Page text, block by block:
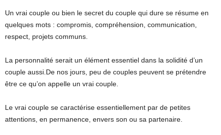
Un vrai couple ou bien le secret du couple qui dure se résume en
quelques mots : compromis, compréhension, communication,
respect, projets communs.
La personnalité serait un élément essentiel dans la solidité d’un
couple aussi.De nos jours, peu de couples peuvent se prétendre
être ce qu’on appelle un vrai couple.
Le vrai couple se caractérise essentiellement par de petites
attentions, en permanence, envers son ou sa partenaire.